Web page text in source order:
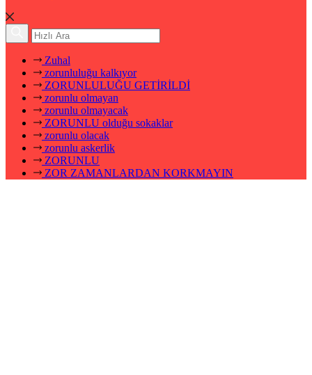
Zuhal
zorunluluğu kalkıyor
ZORUNLULUĞU GETİRİLDİ
zorunlu olmayan
zorunlu olmayacak
ZORUNLU olduğu sokaklar
zorunlu olacak
zorunlu askerlik
ZORUNLU
ZOR ZAMANLARDAN KORKMAYIN